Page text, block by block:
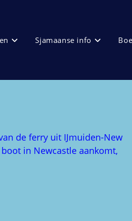
Sjamaanse info
de ferry uit IJmuiden-New
in Newcastle aankomt,